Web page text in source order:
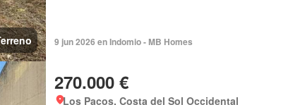
9 jun 2026 en Indomio - MB Homes
270.000 €
Los Pacos, Costa del Sol Occidental